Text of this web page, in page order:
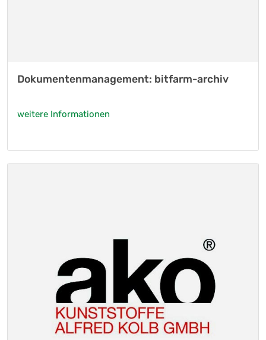
Dokumentenmanagement: bitfarm-archiv
weitere Informationen